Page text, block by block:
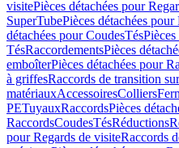
visitePièces détachées pour
SuperTubePièces détachées
détachées pour CoudesTés
TésRaccordementsPièces
emboîterPièces détachées pour
à griffesRaccords de transition
matériauxAccessoiresColliers
PETuyauxRaccordsPièces
RaccordsCoudesTésRéductions
pour Regards de visiteRaccords